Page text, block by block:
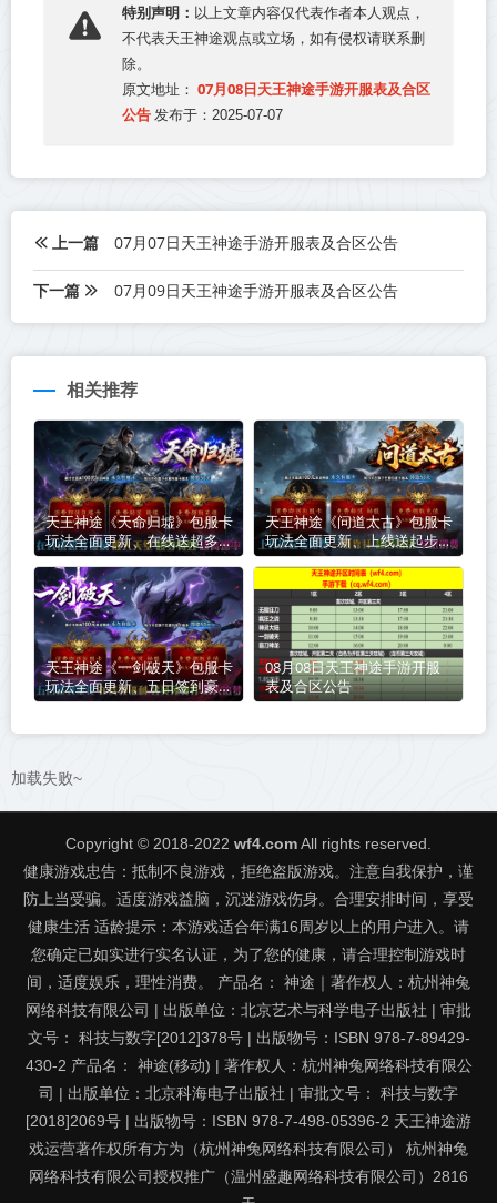
特别声明： 以上文章内容仅代表作者本人观点，
不代表天王神途观点或立场，如有侵权请联系删
除。
原文地址： 07月08日天王神途手游开服表及合区
公告 发布于：2025-07-07
上一篇 07月07日天王神途手游开服表及合区公告
下一篇 07月09日天王神途手游开服表及合区公告
相关推荐
天王神途《天命归墟》包服卡
玩法全面更新、在线送超多福
利、散人天堂、超多特效、超
高爆率（剑魂洗练特色玩法邀
你来战）
天王神途《问道太古》包服卡
玩法全面更新、上线送起步路
费、一切靠打、超多玩法、草
根消费（成长神器特色玩法邀
你来战）
天王神途《一剑破天》包服卡
玩法全面更新、五日签到豪
礼、在线领福利、会员免费
08月08日天王神途手游开服
表及合区公告
加载失败~
Copyright © 2018-2022 wf4.comAll rights reserved.
健康游戏忠告：抵制不良游戏，拒绝盗版游戏。注意自我保护，谨
防上当受骗。适度游戏益脑，沉迷游戏伤身。合理安排时间，享受
健康生活 适龄提示：本游戏适合年满16周岁以上的用户进入。请
您确定已如实进行实名认证，为了您的健康，请合理控制游戏时
间，适度娱乐，理性消费。 产品名： 神途｜著作权人：杭州神兔
网络科技有限公司 | 出版单位：北京艺术与科学电子出版社 | 审批
文号： 科技与数字[2012]378号 | 出版物号：ISBN 978-7-89429-
430-2 产品名： 神途(移动) | 著作权人：杭州神兔网络科技有限公
司 | 出版单位：北京科海电子出版社 | 审批文号： 科技与数字
[2018]2069号 | 出版物号：ISBN 978-7-498-05396-2 天王神途游
戏运营著作权所有方为（杭州神兔网络科技有限公司） 杭州神兔
网络科技有限公司授权推广（温州盛趣网络科技有限公司） 2816